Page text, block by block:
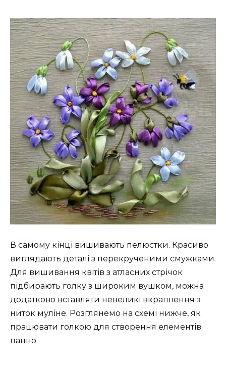
В самому кінці вишивають пелюстки. Красиво
виглядають деталі з перекрученими смужками.
Для вишивання квітів з атласних стрічок
підбирають голку з широким вушком, можна
додатково вставляти невеликі вкраплення з
ниток муліне. Розглянемо на схемі нижче, як
працювати голкою для створення елементів
панно.